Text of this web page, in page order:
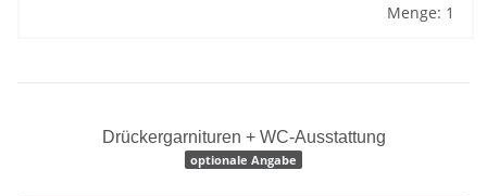
Menge: 1
Drückergarnituren + WC-Ausstattung
optionale Angabe